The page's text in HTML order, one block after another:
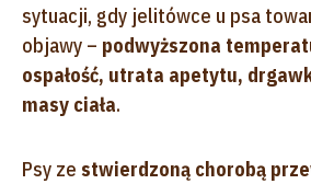
sytuacji, gdy jelitówce u psa
objawy – podwyższona
ospałość, utrata apetytu,
masy ciała.
Psy ze stwierdzoną chorobą